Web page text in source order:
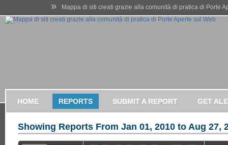
» Mappa di siti creati grazie alla comunità di pratica di Porte
HOME REPORTS SUBMIT A REPORT GET
Showing Reports From Jan 01, 2010 to Aug 27,